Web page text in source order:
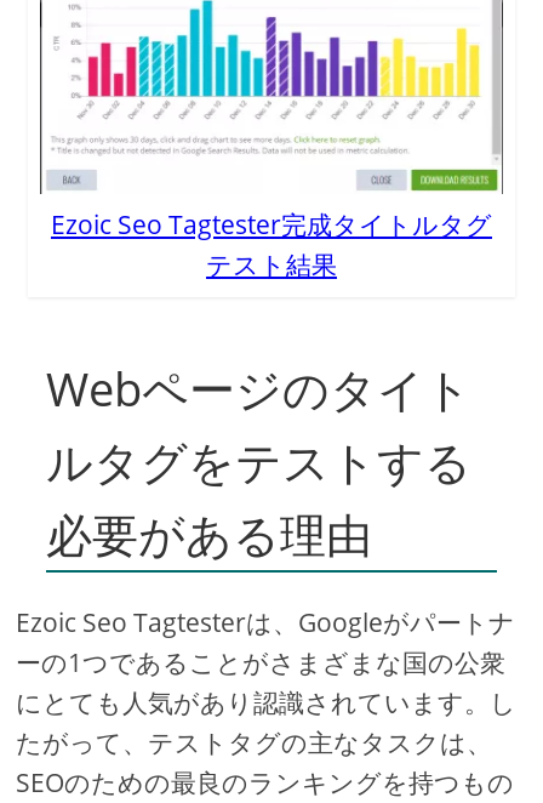
Ezoic Seo Tagtester完成タイトルタグ
テスト結果
Webページのタイト
ルタグをテストする
必要がある理由
Ezoic Seo Tagtesterは、Googleがパートナ
ーの1つであることがさまざまな国の公衆
にとても人気があり認識されています。し
たがって、テストタグの主なタスクは、
SEOのための最良のランキングを持つもの